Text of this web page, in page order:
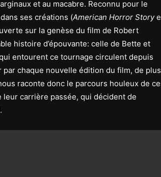
et au macabre. Reconnu pour le
ses créations (American Horror Story
sur la genèse du film de Robert
histoire d’épouvante: celle de Bette et
entourent ce tournage circulent depuis
chaque nouvelle édition du film, de plus
raconte donc le parcours houleux de
carrière passée, qui décident de